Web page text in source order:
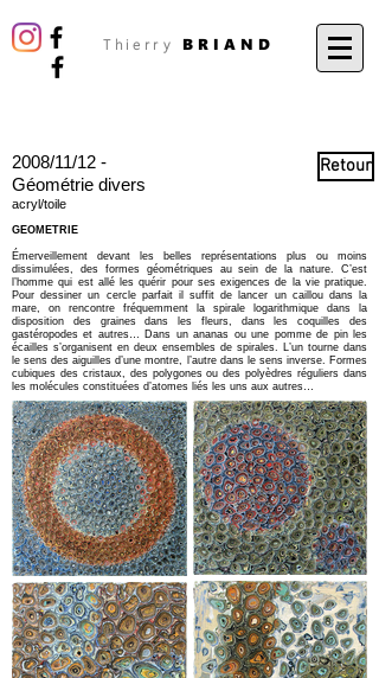
Thierry BRIAND
2008/11/12 -
Géométrie divers
acryl/toile
Retour
GEOMETRIE
Émerveillement devant les belles représentations plus ou moins
dissimulées, des formes géométriques au sein de la nature. C’est
l’homme qui est allé les quérir pour ses exigences de la vie pratique.
Pour dessiner un cercle parfait il suffit de lancer un caillou dans la
mare, on rencontre fréquemment la spirale logarithmique dans la
disposition des graines dans les fleurs, dans les coquilles des
gastéropodes et autres… Dans un ananas ou une pomme de pin les
écailles s’organisent en deux ensembles de spirales. L’un tourne dans
le sens des aiguilles d’une montre, l’autre dans le sens inverse. Formes
cubiques des cristaux, des polygones ou des polyèdres réguliers dans
les molécules constituées d’atomes liés les uns aux autres…